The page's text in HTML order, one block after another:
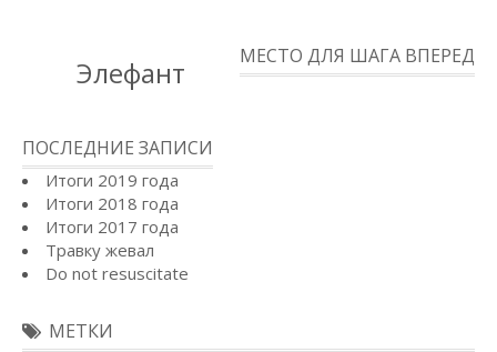
Элефант МЕСТО ДЛЯ ШАГА ВПЕРЕД
ПОСЛЕДНИЕ ЗАПИСИ
Итоги 2019 года
Итоги 2018 года
Итоги 2017 года
Травку жевал
Do not resuscitate
МЕТКИ